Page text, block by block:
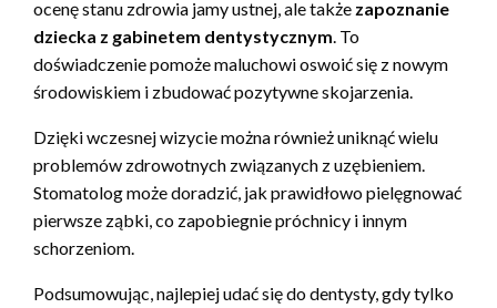
ocenę stanu zdrowia jamy ustnej, ale także zapoznanie
dziecka z gabinetem dentystycznym. To
doświadczenie pomoże maluchowi oswoić się z nowym
środowiskiem i zbudować pozytywne skojarzenia.
Dzięki wczesnej wizycie można również uniknąć wielu
problemów zdrowotnych związanych z uzębieniem.
Stomatolog może doradzić, jak prawidłowo pielęgnować
pierwsze ząbki, co zapobiegnie próchnicy i innym
schorzeniom.
Podsumowując, najlepiej udać się do dentysty, gdy tylko